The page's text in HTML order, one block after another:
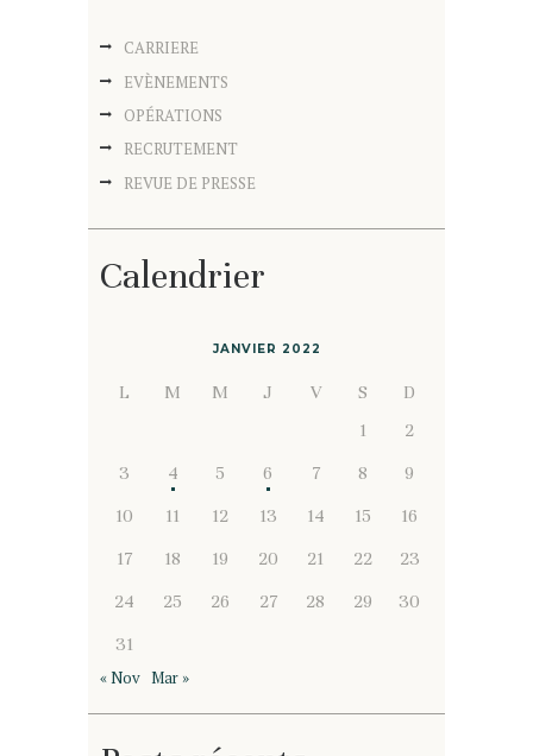
CARRIERE
EVÈNEMENTS
OPÉRATIONS
RECRUTEMENT
REVUE DE PRESSE
Calendrier
JANVIER 2022
L M M J V S
D
1
2
3
4 5 6 7 8
9
10
11 12 13 14 15
16
17
18 19 20 21 22
23
24
25 26 27 28 29
30
31
« Nov Mar »